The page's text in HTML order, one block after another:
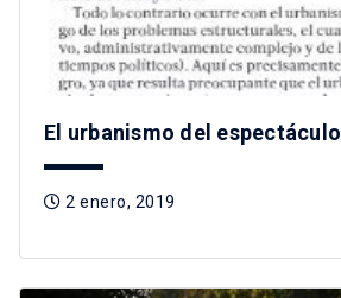
El urbanismo del espectáculo
2 enero, 2019